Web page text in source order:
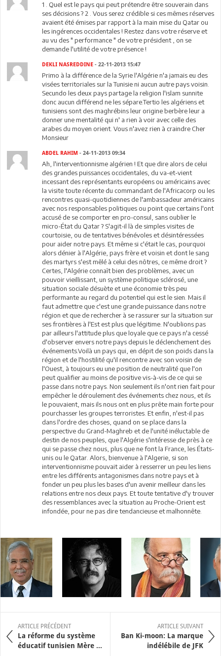
1 . Quel est le pays qui peut prétendre être souverain dans
ses décisions ? 2 . Vous serez crédible si ces mêmes réserves
avaient été émises par rapport à la main mise du Qatar ou
les ingérences occidentales ! Restez dans votre réserve et
au vu des " performance " de votre président , on se
demande l'utilité de votre présence !
DEKLI NASREDDINE - 22-11-2013 15:47
Primo à la différence de la Syrie l'Algérie n'a jamais eu des
visées territoriales sur la Tunisie ni aucun autre pays voisin.
Secundo les deux pays partage la religion l'islam sunnite
donc aucun différend ne les sépare.Tertio les algériens et
tunisiens sont des maghrébins leur origine berbère leur a
donner une mentalité qui n' a rien à voir avec celle des
arabes du moyen orient. Vous n'avez rien à craindre Cher
Monsieur
ABDEL RAHIM - 24-11-2013 09:34
Ah, l'interventionnisme algérien ! Et que dire alors de celui
des grandes puissances occidentales, du va-et-vient
incessant des représentants européens ou américains avec
la visite toute récente du commandant de l'Africacorp ou les
rencontres quasi-quotidiennes de l'ambassadeur américains
avec nos responsables politiques ou point que certains l'ont
accusé de se comporter en pro-consul, sans oublier le
micro-État du Qatar ? S'agit-il là de simples visites de
courtoisie, ou de tentatives bénévoles et désintéressées
pour aider notre pays. Et même si c'était le cas, pourquoi
alors dénier à l'Algérie, pays frère et voisin et dont le sang
des martyrs s'est mêlé à celui des nôtres, ce même droit ?
Certes, l'Algérie connaît bien des problèmes, avec un
pouvoir vieillissant, un système politique sclérosé, une
situation sociale désuète et une économie très peu
performante au regard du potentiel qui est le sien. Mais il
faut admettre que c'est une grande puissance dans notre
région et que de rechercher à se rassurer sur la situation sur
ses frontières à l'Est est plus que légitime. N'oublions pas
par ailleurs l'attitude plus que loyale que ce pays n'a cessé
d'observer envers notre pays depuis le déclenchement des
événements.Voilà un pays qui, en dépit de son poids dans la
région et de l'hostilité qu'il rencontre avec son voisin de
l'Ouest, à toujours eu une position de neutralité que l'on
peut qualifier au moins de positive vis-à-vis de ce qui se
passe dans notre pays. Non seulement ils n'ont rien fait pour
empêcher le déroulement des événements chez nous, et ils
le pouvaient, mais ils nous ont en plus prête main forte pour
pourchasser les groupes terroristes. Et enfin, n'est-il pas
dans l'ordre des choses, quand on se place dans la
perspective du Grand-Maghreb et de l'unité inéluctable de
destin de nos peuples, que l'Algérie s'intéresse de près à ce
qui se passe chez nous, plus que ne font la France, les États-
unis ou le Qatar. Alors, bienvenue à l'Algerie, si son
interventionnisme pouvait aider à resserrer un peu les liens
entre les différents antagonismes dans notre pays et à
fonder un peu plus les bases d'un avenir meilleur dans les
relations entre nos deux pays. Et toute tentative d'y trouver
des ressemblances avec la situation au Proche-Orient est
infondée, pour ne pas dire tendancieuse et malhonnête.
ARTICLE PRÉCÉDENT
La réforme du système
éducatif tunisien Mère ...
ARTICLE SUIVANT
Ban Ki-moon: La marque
indélébile de JFK